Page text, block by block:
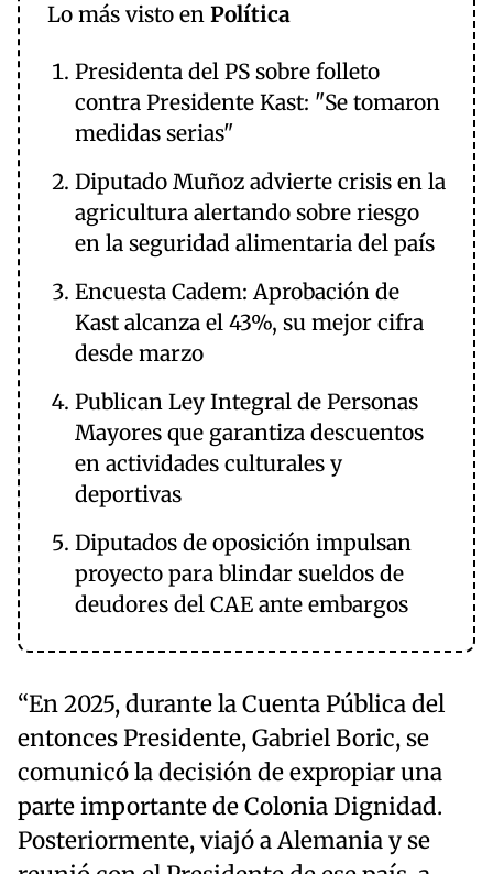
Lo más visto en Política
Presidenta del PS sobre folleto
contra Presidente Kast: "Se tomaron
medidas serias"
Diputado Muñoz advierte crisis en la
agricultura alertando sobre riesgo
en la seguridad alimentaria del país
Encuesta Cadem: Aprobación de
Kast alcanza el 43%, su mejor cifra
desde marzo
Publican Ley Integral de Personas
Mayores que garantiza descuentos
en actividades culturales y
deportivas
Diputados de oposición impulsan
proyecto para blindar sueldos de
deudores del CAE ante embargos
“En 2025, durante la Cuenta Pública del
entonces Presidente, Gabriel Boric, se
comunicó la decisión de expropiar una
parte importante de Colonia Dignidad.
Posteriormente, viajó a Alemania y se